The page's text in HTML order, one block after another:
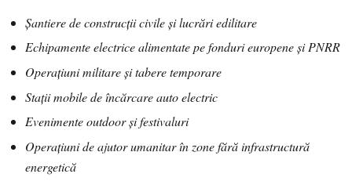
Șantiere de construcții civile și lucrări edilitare
Echipamente electrice alimentate pe fonduri europene și PNRR
Operațiuni militare și tabere temporare
Stații mobile de încărcare auto electric
Evenimente outdoor și festivaluri
Operațiuni de ajutor umanitar în zone fără infrastructură
energetică